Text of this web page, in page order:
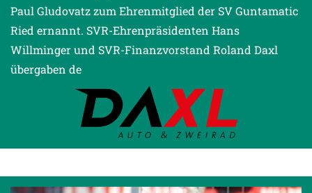
Paul Gludovatz zum Ehrenmitglied der SV Guntamatic
Ried ernannt. SVR-Ehrenpräsidenten Hans
Willminger und SVR-Finanzvorstand Roland Daxl
übergaben de